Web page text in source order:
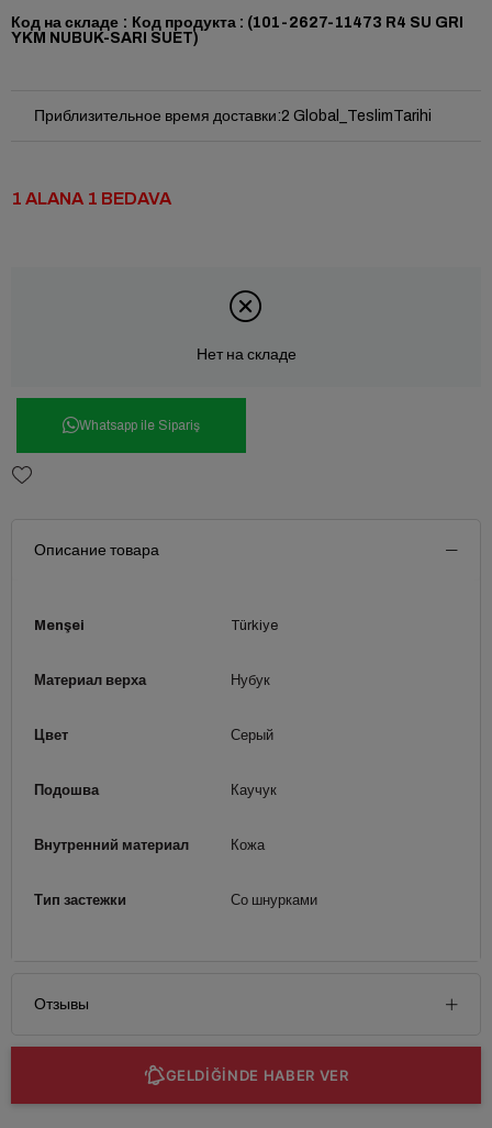
Код на складе
(101-2627-11473 R4 SU GRI
YKM NUBUK-SARI SUET)
Приблизительное время доставки:2 Global_TeslimTarihi
1 ALANA 1 BEDAVA
Нет на складе
Whatsapp ile Sipariş
Описание товара
Menşei Türkiye
Материал верха Нубук
Цвет Серый
Подошва Каучук
Внутренний материал Кожа
Тип застежки Со шнурками
Отзывы
GELDİĞİNDE HABER VER